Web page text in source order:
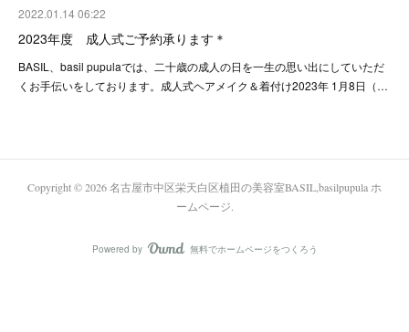
2022.01.14 06:22
2023年度 成人式ご予約承ります＊
BASIL、basil pupulaでは、二十歳の成人の日を一生の思い出にしていただ
くお手伝いをしております。成人式ヘアメイク＆着付け2023年 1月8日（…
Copyright ©2026名古屋市中区栄天白区植田の美容室BASIL,basilpupula ホ
ームページ.
Powered by AmebaOwnd
無料でホームページをつくろう